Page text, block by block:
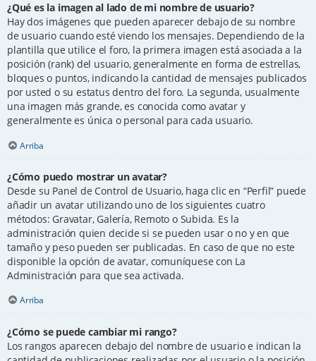
¿Qué es la imagen al lado de mi nombre de usuario?
Hay dos imágenes que pueden aparecer debajo de su nombre
de usuario cuando esté viendo los mensajes. Dependiendo de la
plantilla que utilice el foro, la primera imagen está asociada a la
posición (rank) del usuario, generalmente en forma de estrellas,
bloques o puntos, indicando la cantidad de mensajes publicados
por usted o su estatus dentro del foro. La segunda, usualmente
una imagen más grande, es conocida como avatar y
generalmente es única o personal para cada usuario.
Arriba
¿Cómo puedo mostrar un avatar?
Desde su Panel de Control de Usuario, haga clic en “Perfil” puede
añadir un avatar utilizando uno de los siguientes cuatro
métodos: Gravatar, Galería, Remoto o Subida. Es la
administración quien decide si se pueden usar o no y en que
tamaño y peso pueden ser publicadas. En caso de que no este
disponible la opción de avatar, comuníquese con La
Administración para que sea activada.
Arriba
¿Cómo se puede cambiar mi rango?
Los rangos aparecen debajo del nombre de usuario e indican la